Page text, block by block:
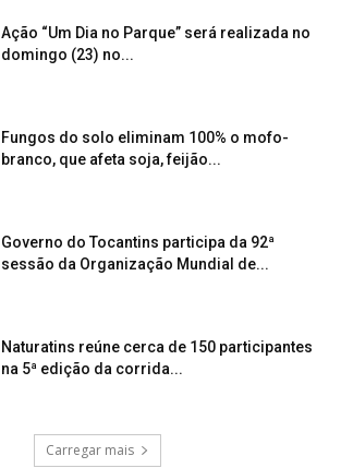
Ação “Um Dia no Parque” será realizada no
domingo (23) no...
Fungos do solo eliminam 100% o mofo-
branco, que afeta soja, feijão...
Governo do Tocantins participa da 92ª
sessão da Organização Mundial de...
Naturatins reúne cerca de 150 participantes
na 5ª edição da corrida...
Carregar mais